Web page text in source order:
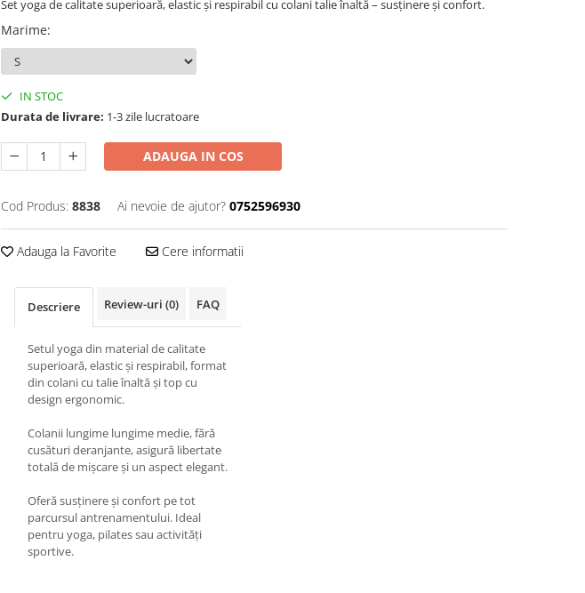
Set yoga de calitate superioară, elastic și respirabil cu colani talie înaltă – susținere și confort.
Marime:
IN STOC
Durata de livrare: 1-3 zile lucratoare
ADAUGA IN COS
Cod Produs: 8838 Ai nevoie de ajutor? 0752596930
Adauga la Favorite Cere informatii
Descriere Review-uri (0) FAQ
Setul yoga din material de calitate
superioară, elastic și respirabil, format
din colani cu talie înaltă și top cu
design ergonomic.
Colanii lungime lungime medie, fără
cusături deranjante, asigură libertate
totală de mișcare și un aspect elegant.
Oferă susținere și confort pe tot
parcursul antrenamentului. Ideal
pentru yoga, pilates sau activități
sportive.